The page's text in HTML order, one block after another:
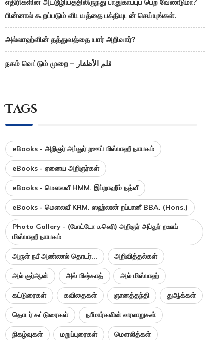
எதிரிகளின் அட்டூழியத்திலிருந்து பாதுகாப்புப் பெற வேண்டுமா?
பின்னால் கூறப்படும் விடயத்தை பக்தியுடன் செய்யுங்கள்.
அல்லாஹ்வின் தத்துவத்தை யார் அறிவார்?
நகம் வெட்டும் முறை – قلم الأظفار
Tags
eBooks - அறிஞர் அப்துர் றஊப் மிஸ்பாஹீ நாயகம்
eBooks - ஏனைய அறிஞர்கள்
eBooks - மௌலவீ HMM. இப்றாஹீம் நத்வீ
eBooks - மௌலவீ KRM. ஸஹ்லான் றப்பானீ BBA. (Hons.)
Photo Gallery - (போட்டோ கலெரி) அறிஞர் அப்துர் றஊப்
மிஸ்பாஹீ நாயகம்
அருள் நபீ அண்ணல் தொடர்... அறிவித்தல்கள்
அல் குர்ஆன் அல் மிஷ்காத் அல் மிஸ்பாஹ்
கட்டுரைகள் கவிதைகள் ஞானத்தந்தி துஆக்கள்
தொடர் கட்டுரைகள் நபீமார்களின் வரலாறுகள்
நிகழ்வுகள் மறுப்புரைகள் மௌலித்கள்